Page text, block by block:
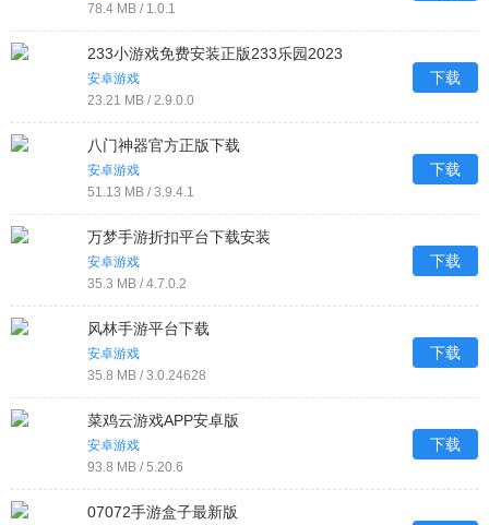
78.4 MB / 1.0.1
233小游戏免费安装正版233乐园2023
安卓游戏
23.21 MB / 2.9.0.0
下载
八门神器官方正版下载
安卓游戏
51.13 MB / 3.9.4.1
下载
万梦手游折扣平台下载安装
安卓游戏
35.3 MB / 4.7.0.2
下载
风林手游平台下载
安卓游戏
35.8 MB / 3.0.24628
下载
菜鸡云游戏APP安卓版
安卓游戏
93.8 MB / 5.20.6
下载
07072手游盒子最新版